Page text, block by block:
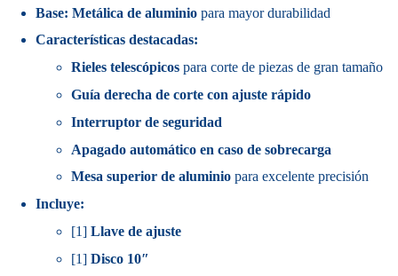
Base: Metálica de aluminio para mayor durabilidad
Características destacadas:
Rieles telescópicos para corte de piezas de gran tamaño
Guía derecha de corte con ajuste rápido
Interruptor de seguridad
Apagado automático en caso de sobrecarga
Mesa superior de aluminio para excelente precisión
Incluye:
[1] Llave de ajuste
[1] Disco 10″